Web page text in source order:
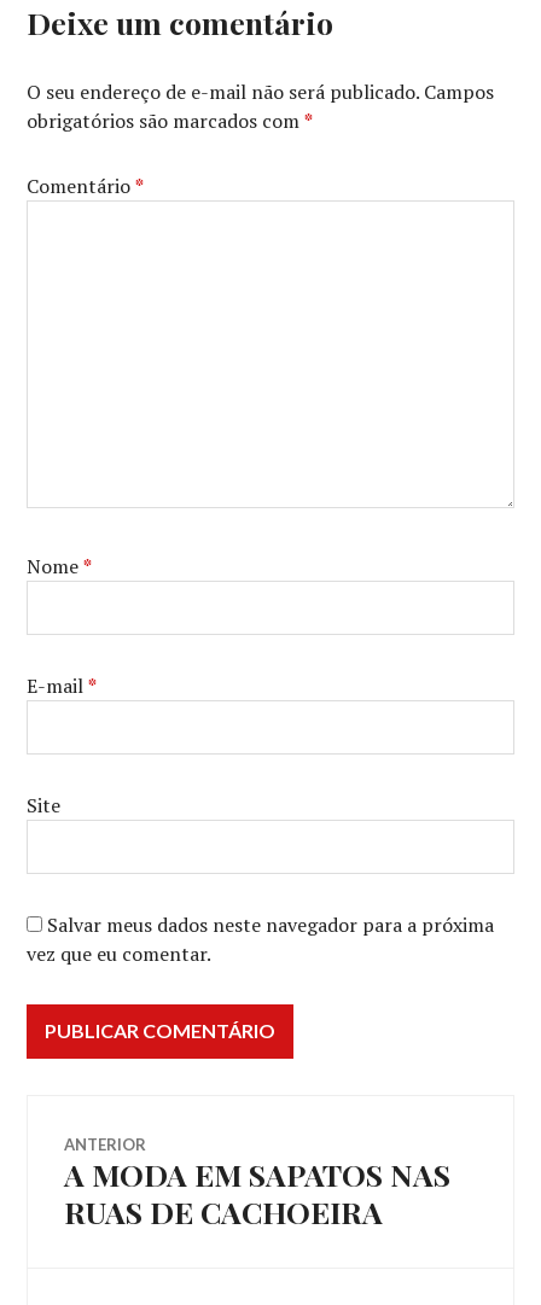
Deixe um comentário
O seu endereço de e-mail não será publicado. Campos
obrigatórios são marcados com*
Comentário*
Nome*
E-mail*
Site
Salvar meus dados neste navegador para a próxima
vez que eu comentar.
Navegação
de
ANTERIOR
Post
A MODA EM SAPATOS NAS
RUAS DE CACHOEIRA